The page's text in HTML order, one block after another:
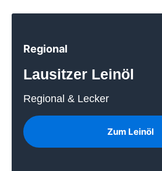
Regional
Lausitzer Leinöl
Regional & Lecker
Zum Leinöl